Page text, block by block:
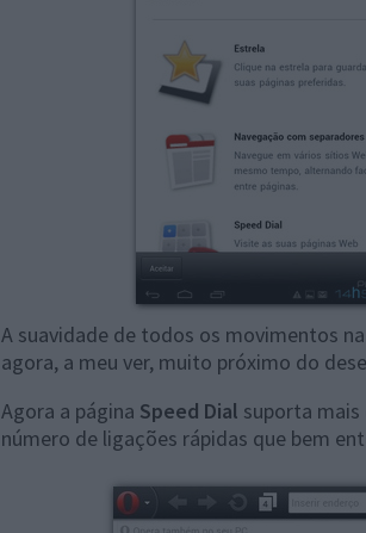
A suavidade de todos os movimentos
agora, a meu ver, muito próximo do
Agora a página Speed Dial suporta
número de ligações rápidas que bem